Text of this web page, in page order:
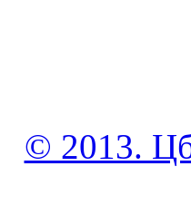
© 2013.